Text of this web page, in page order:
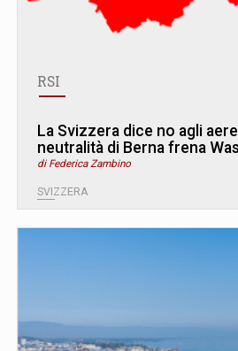
RSI
La Svizzera dice no agli
neutralità di Berna frena
di Federica Zambino
SVIZZERA